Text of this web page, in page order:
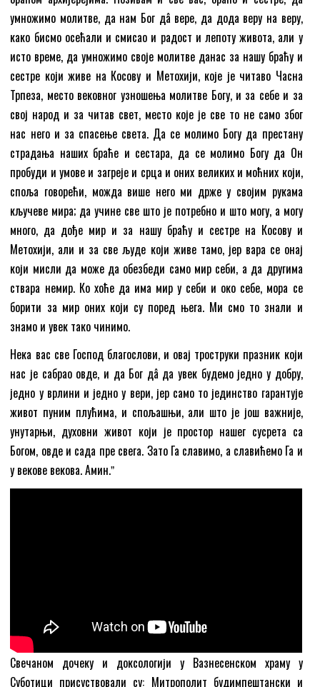
умножимо молитве, да нам Бог дâ вере, да дода веру на веру,
како бисмо осећали и смисао и радост и лепоту живота, али у
исто време, да умножимо своје молитве данас за нашу браћу и
сестре који живе на Косову и Метохији, које је читаво Часна
Трпеза, место вековног узношења молитве Богу, и за себе и за
свој народ и за читав свет, место које је све то не само због
нас него и за спасење света. Да се молимо Богу да престану
страдања наших браће и сестара, да се молимо Богу да Он
пробуди и умове и загреје и срца и оних великих и моћних који,
споља говорећи, можда више него ми држе у својим рукама
кључеве мира; да учине све што је потребно и што могу, а могу
много, да дође мир и за нашу браћу и сестре на Косову и
Метохији, али и за све људе који живе тамо, јер вара се онај
који мисли да може да обезбеди само мир себи, а да другима
ствара немир. Ко хоће да има мир у себи и око себе, мора се
борити за мир оних који су поред њега. Ми смо то знали и
знамо и увек тако чинимо.
Нека вас све Господ благослови, и овај троструки празник који
нас је сабрао овде, и да Бог дâ да увек будемо једно у добру,
једно у врлини и једно у вери, јер само то јединство гарантује
живот пуним плућима, и спољашњи, али што је још важније,
унутарњи, духовни живот који је простор нашег сусрета са
Богом, овде и сада пре свега. Зато Га славимо, а славићемо Га и
у векове векова. Амин.ˮ
Свечаном дочеку и доксологији у Вазнесенском храму у
Суботици присуствовали су: Митрополит будимпештански и